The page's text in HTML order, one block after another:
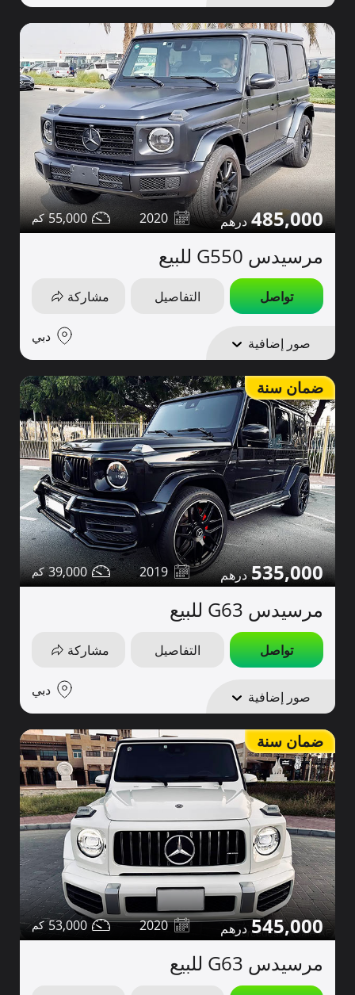
485,000
2020
55,000
مرسيدس G550 للبيع
تواصل التفاصيل مشاركة
صور إضافية دبي
ضمان سنة
535,000
2019
39,000
مرسيدس G63 للبيع
تواصل التفاصيل مشاركة
صور إضافية دبي
ضمان سنة
545,000
2020
53,000
مرسيدس G63 للبيع